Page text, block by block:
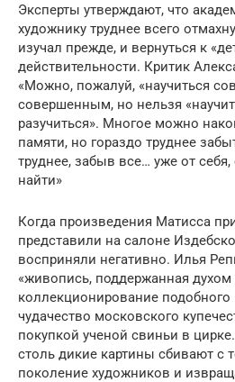
Эксперты утверждают, что
художнику труднее всего
изучал прежде, и вернуться к
действительности. Критик
«Можно, пожалуй, «научиться
совершенным, но нельзя
разучиться». Многое можно
памяти, но гораздо труднее
труднее, забыв все… уже от
найти»
Когда произведения Матисса
представили на салоне
восприняли негативно. Илья
«живопись, поддержанная
коллекционирование
чудачество московского
покупкой ученой свиньи в
столь дикие картины сбивают с
поколение художников и